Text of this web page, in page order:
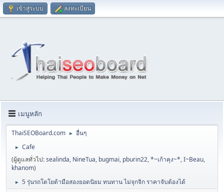
เข้าสู่ระบบ ลงทะเบียน
เมนูหลัก
ThaiSEOBoard.com ► อื่นๆ
►
Cafe
(ผู้ดูแลทั่วไป:sealinda, NineTua, bugmai, pburin22,*~เก้าคุง~*,I~Beau,
khanom)
► 5 รุ่นรถโตโยต้ามือสองยอดนิยม ทนทาน ไม่จุกจิก ราคาจับต้องได้